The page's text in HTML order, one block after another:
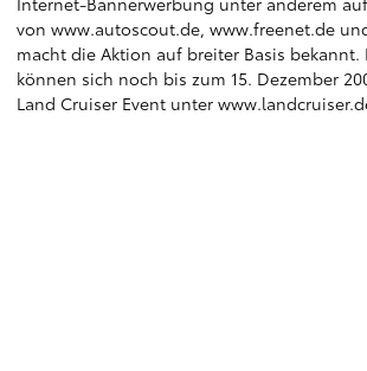
von www.autoscout.de, www.freenet.de
macht die Aktion auf breiter Basis bekannt.
können sich noch bis zum 15. Dezember
Land Cruiser Event unter